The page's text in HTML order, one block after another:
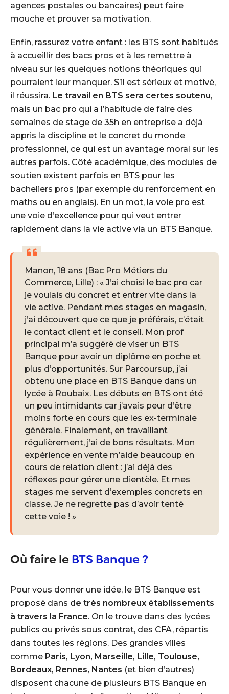
agences postales ou bancaires) peut faire
mouche et prouver sa motivation.
Enfin, rassurez votre enfant : les BTS sont habitués
à accueillir des bacs pros et à les remettre à
niveau sur les quelques notions théoriques qui
pourraient leur manquer. S’il est sérieux et motivé,
il réussira. Le travail en BTS sera certes soutenu,
mais un bac pro qui a l’habitude de faire des
semaines de stage de 35h en entreprise a déjà
appris la discipline et le concret du monde
professionnel, ce qui est un avantage moral sur les
autres parfois. Côté académique, des modules de
soutien existent parfois en BTS pour les
bacheliers pros (par exemple du renforcement en
maths ou en anglais). En un mot, la voie pro est
une voie d’excellence pour qui veut entrer
rapidement dans la vie active via un BTS Banque.
Manon, 18 ans (Bac Pro Métiers du
Commerce, Lille) : « J’ai choisi le bac pro car
je voulais du concret et entrer vite dans la
vie active. Pendant mes stages en magasin,
j’ai découvert que ce que je préférais, c’était
le contact client et le conseil. Mon prof
principal m’a suggéré de viser un BTS
Banque pour avoir un diplôme en poche et
plus d’opportunités. Sur Parcoursup, j’ai
obtenu une place en BTS Banque dans un
lycée à Roubaix. Les débuts en BTS ont été
un peu intimidants car j’avais peur d’être
moins forte en cours que les ex-terminale
générale. Finalement, en travaillant
régulièrement, j’ai de bons résultats. Mon
expérience en vente m’aide beaucoup en
cours de relation client : j’ai déjà des
réflexes pour gérer une clientèle. Et mes
stages me servent d’exemples concrets en
classe. Je ne regrette pas d’avoir tenté
cette voie ! »
Où faire leBTS Banque ?
Pour vous donner une idée, le BTS Banque est
proposé dans de très nombreux établissements
à travers la France. On le trouve dans des lycées
publics ou privés sous contrat, des CFA, répartis
dans toutes les régions. Des grandes villes
comme Paris, Lyon, Marseille, Lille, Toulouse,
Bordeaux, Rennes, Nantes (et bien d’autres)
disposent chacune de plusieurs BTS Banque en